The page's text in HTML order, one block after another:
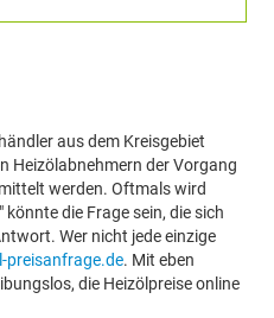
aus dem Kreisgebiet
Heizölabnehmern der Vorgang
werden. Oftmals wird
die Frage sein, die sich
Wer nicht jede einzige
preisanfrage.de. Mit eben
die Heizölpreise online